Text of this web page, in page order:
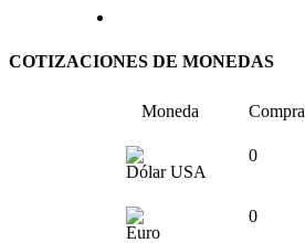
COTIZACIONES DE MONEDAS
Moneda Compra
Dólar USA
0
Euro
0